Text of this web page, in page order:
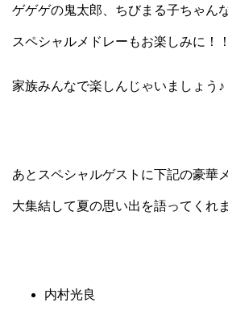
ゲゲゲの鬼太郎、ちびまる子ちゃん
スペシャルメドレーもお楽しみに！！
家族みんなで楽しんじゃいましょう♪
あとスペシャルゲストに下記の豪華
大集結して夏の思い出を語ってくれま
内村光良